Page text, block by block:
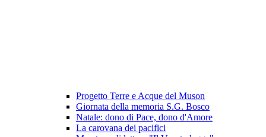
Progetto Terre e Acque del Muson
Giornata della memoria S.G. Bosco
Natale: dono di Pace, dono d'Amore
La carovana dei pacifici